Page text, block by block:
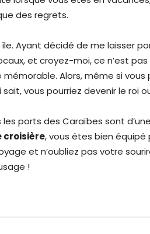
des regrets.
Ayant décidé de me laisser
et croyez-moi, ce n’est
Alors, même si vous
vous pourriez devenir le roi
ports des Caraïbes sont
croisière, vous êtes bien équipé
et n’oubliez pas votre
!